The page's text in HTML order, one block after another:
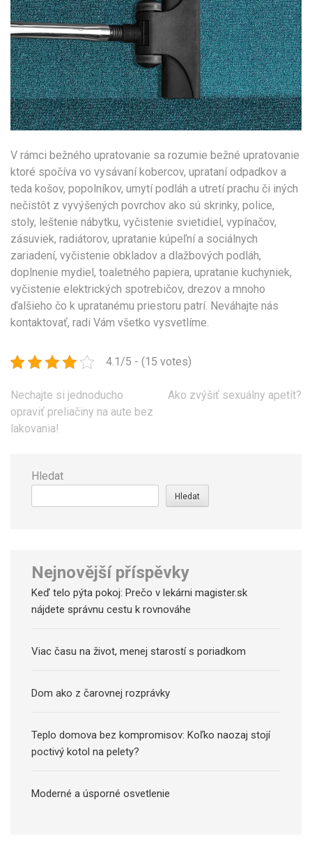
V rámci bežného upratovanie sa rozumie bežné upratovanie
ktoré spočíva vo vysávaní kobercov, uprataní odpadkov a
teda košov, popolníkov, umytí podláh a utretí prachu či iných
nečistôt z vyvýšených povrchov ako sú skrinky, police,
stoly, leštenie nábytku, vyčistenie svietidiel, vypínačov,
zásuviek, radiátorov, upratanie kúpeľní a sociálnych
zariadení, vyčistenie obkladov a dlažbových podláh,
doplnenie mydiel, toaletného papiera, upratanie kuchyniek,
vyčistenie elektrických spotrebičov, drezov a mnoho
ďalšieho čo k upratanému priestoru patrí. Neváhajte nás
kontaktovať, radi Vám všetko vysvetlíme.
4.1/5 - (15 votes)
Navigace
pro
příspěvek
Nechajte si jednoducho
opraviť preliačiny na aute bez
lakovania!
Ako zvýšiť sexuálny apetít?
Hledat
Hledat
Nejnovější příspěvky
Keď telo pýta pokoj: Prečo v lekárni magister.sk
nájdete správnu cestu k rovnováhe
Viac času na život, menej starostí s poriadkom
Dom ako z čarovnej rozprávky
Teplo domova bez kompromisov: Koľko naozaj stojí
poctivý kotol na pelety?
Moderné a úsporné osvetlenie